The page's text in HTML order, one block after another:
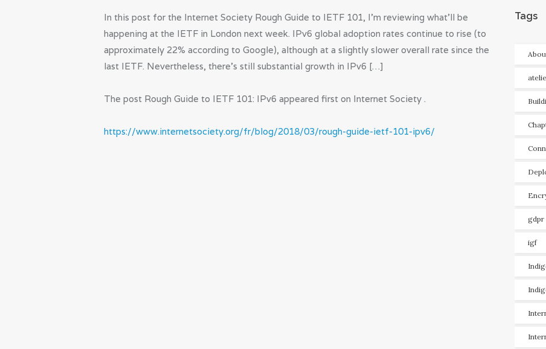
In this post for the Internet Society Rough Guide to IETF 101, I’m reviewing what’ll be
happening at the IETF in London next week. IPv6 global adoption rates continue to rise (to
approximately 22% according to Google), although at a slightly slower overall rate since the
last IETF. Nevertheless, there’s still substantial growth in IPv6 […]
The post Rough Guide to IETF 101: IPv6 appeared first on Internet Society .
https://www.internetsociety.org/fr/blog/2018/03/rough-guide-ietf-101-ipv6/
Tags
gdpr
igf